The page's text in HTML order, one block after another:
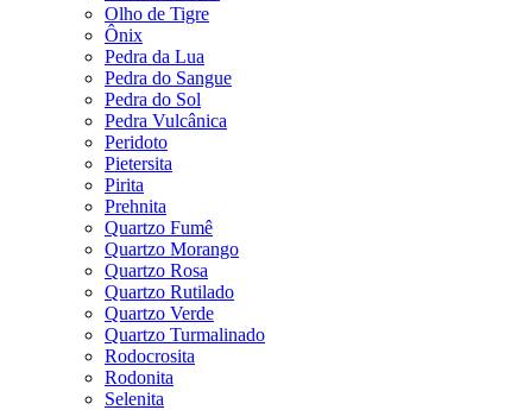
Olho de Tigre
Ônix
Pedra da Lua
Pedra do Sangue
Pedra do Sol
Pedra Vulcânica
Peridoto
Pietersita
Pirita
Prehnita
Quartzo Fumê
Quartzo Morango
Quartzo Rosa
Quartzo Rutilado
Quartzo Verde
Quartzo Turmalinado
Rodocrosita
Rodonita
Selenita